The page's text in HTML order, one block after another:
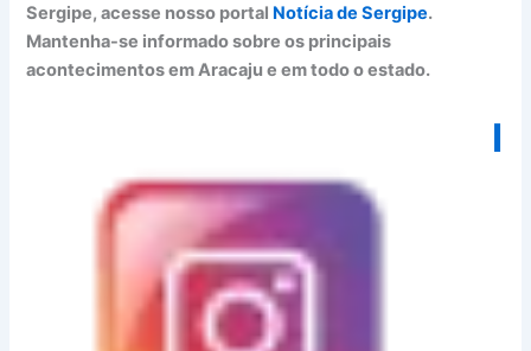
Sergipe, acesse nosso portal Notícia de Sergipe.
Mantenha-se informado sobre os principais
acontecimentos em Aracaju e em todo o estado.
I